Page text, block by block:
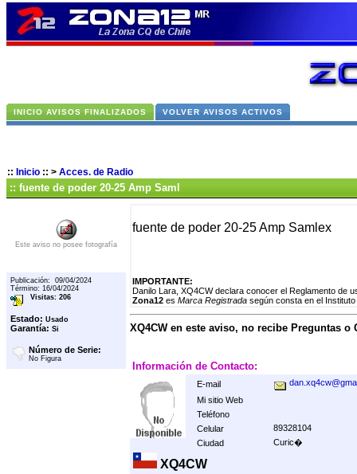
INICIO AVISOS FINALIZADOS VOLVER AVISOS ACTIVOS
:: Inicio :: > Acces. de Radio
:: fuente de poder 20-25 Amp Saml
Este aviso no posee fotografía
Publicación: 09/04/2024
Término: 16/04/2024
Visitas: 206
Estado: Usado
Garantía: Si
Número de Serie:
No Figura
fuente de poder 20-25 Amp Samlex
IMPORTANTE:
Danilo Lara, XQ4CW declara conocer el Reglamento de
Zona12 es Marca Registrada según consta en el
XQ4CW en este aviso, no recibe Preguntas o
Información de Contacto:
E-mail
Mi sitio Web
Teléfono
Celular
89328104
Ciudad
Curic�
XQ4CW